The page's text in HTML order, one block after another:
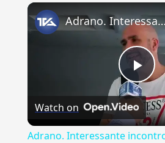
Play
Adrano. Interessante incontro al liceo “Verga” con il
Watch on
Adrano. Interessante